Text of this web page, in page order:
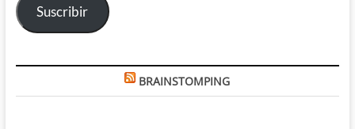
Suscribir
BRAINSTOMPING